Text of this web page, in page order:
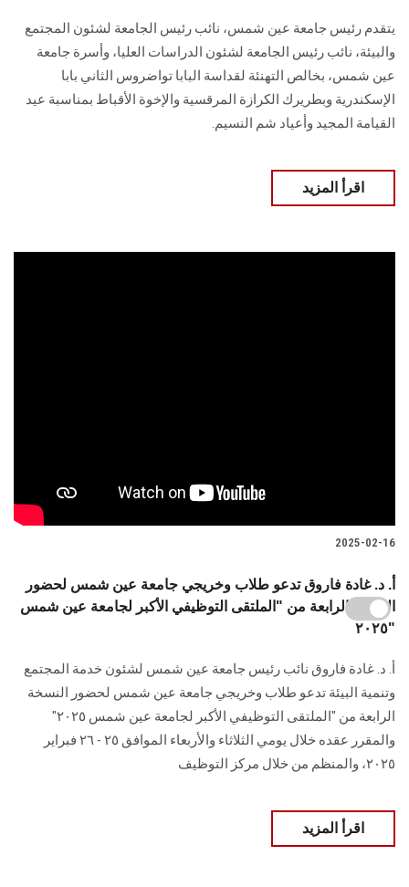
يتقدم رئيس جامعة عين شمس، نائب رئيس الجامعة لشئون المجتمع
والبيئة، نائب رئيس الجامعة لشئون الدراسات العليا، وأسرة جامعة
عين شمس، بخالص التهنئة لقداسة البابا تواضروس الثاني بابا
الإسكندرية وبطريرك الكرازة المرقسية والإخوة الأقباط بمناسبة عيد
القيامة المجيد وأعياد شم النسيم.
اقرأ المزيد
2025-02-16
أ. د. غادة فاروق تدعو طلاب وخريجي جامعة عين شمس لحضور
النسخة الرابعة من "الملتقى التوظيفي الأكبر لجامعة عين شمس
٢٠٢٥"
أ. د. غادة فاروق نائب رئيس جامعة عين شمس لشئون خدمة المجتمع
وتنمية البيئة تدعو طلاب وخريجي جامعة عين شمس لحضور النسخة
الرابعة من "الملتقى التوظيفي الأكبر لجامعة عين شمس ٢٠٢٥"
والمقرر عقده خلال يومي الثلاثاء والأربعاء الموافق ٢٥ - ٢٦ فبراير
٢٠٢٥، والمنظم من خلال مركز التوظيف
اقرأ المزيد